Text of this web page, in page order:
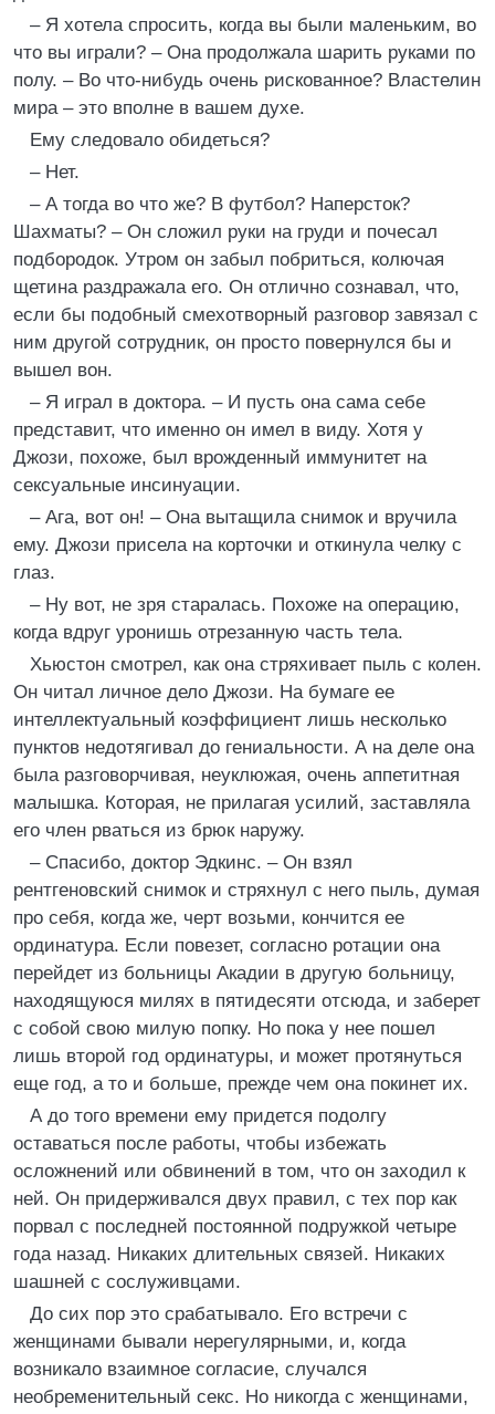
– Я хотела спросить, когда вы были маленьким, во
что вы играли? – Она продолжала шарить руками по
полу. – Во что-нибудь очень рискованное? Властелин
мира – это вполне в вашем духе.
Ему следовало обидеться?
– Нет.
– А тогда во что же? В футбол? Наперсток?
Шахматы? – Он сложил руки на груди и почесал
подбородок. Утром он забыл побриться, колючая
щетина раздражала его. Он отлично сознавал, что,
если бы подобный смехотворный разговор завязал с
ним другой сотрудник, он просто повернулся бы и
вышел вон.
– Я играл в доктора. – И пусть она сама себе
представит, что именно он имел в виду. Хотя у
Джози, похоже, был врожденный иммунитет на
сексуальные инсинуации.
– Ага, вот он! – Она вытащила снимок и вручила
ему. Джози присела на корточки и откинула челку с
глаз.
– Ну вот, не зря старалась. Похоже на операцию,
когда вдруг уронишь отрезанную часть тела.
Хьюстон смотрел, как она стряхивает пыль с колен.
Он читал личное дело Джози. На бумаге ее
интеллектуальный коэффициент лишь несколько
пунктов недотягивал до гениальности. А на деле она
была разговорчивая, неуклюжая, очень аппетитная
малышка. Которая, не прилагая усилий, заставляла
его член рваться из брюк наружу.
– Спасибо, доктор Эдкинс. – Он взял
рентгеновский снимок и стряхнул с него пыль, думая
про себя, когда же, черт возьми, кончится ее
ординатура. Если повезет, согласно ротации она
перейдет из больницы Акадии в другую больницу,
находящуюся милях в пятидесяти отсюда, и заберет
с собой свою милую попку. Но пока у нее пошел
лишь второй год ординатуры, и может протянуться
еще год, а то и больше, прежде чем она покинет их.
А до того времени ему придется подолгу
оставаться после работы, чтобы избежать
осложнений или обвинений в том, что он заходил к
ней. Он придерживался двух правил, с тех пор как
порвал с последней постоянной подружкой четыре
года назад. Никаких длительных связей. Никаких
шашней с сослуживцами.
До сих пор это срабатывало. Его встречи с
женщинами бывали нерегулярными, и, когда
возникало взаимное согласие, случался
необременительный секс. Но никогда с женщинами,